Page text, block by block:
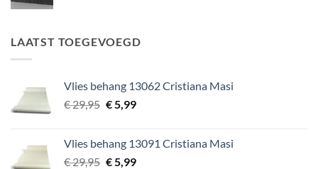
€ 34,95.€ 5,99.
LAATST TOEGEVOEGD
Vlies behang 13062 Cristiana Masi
€29,95 Oorspronkelijke
€ 29,95.
€5,99Huidige
€ 5,99.
Vlies behang 13091 Cristiana Masi
€29,95 Oorspronkelijke
€5,99Huidige